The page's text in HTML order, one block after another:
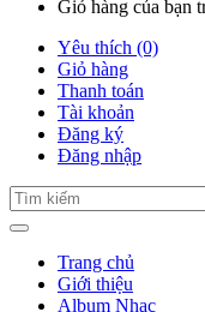
Giỏ hàng của bạn
Yêu thích (0)
Giỏ hàng
Thanh toán
Tài khoản
Đăng ký
Đăng nhập
Trang chủ
Giới thiệu
Album Nhạc